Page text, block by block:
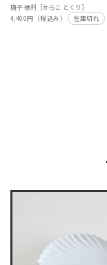
唐子 徳利［からこ とくり］
4,400円（税込み）
在庫切れ